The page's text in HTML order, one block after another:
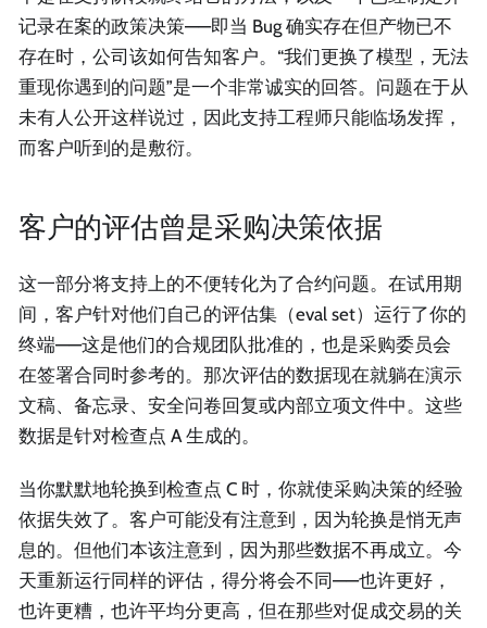
记录在案的政策决策——即当 Bug 确实存在但产物已不
存在时，公司该如何告知客户。“我们更换了模型，无法
重现你遇到的问题”是一个非常诚实的回答。问题在于从
未有人公开这样说过，因此支持工程师只能临场发挥，
而客户听到的是敷衍。
客户的评估曾是采购决策依据
这一部分将支持上的不便转化为了合约问题。在试用期
间，客户针对他们自己的评估集（eval set）运行了你的
终端——这是他们的合规团队批准的，也是采购委员会
在签署合同时参考的。那次评估的数据现在就躺在演示
文稿、备忘录、安全问卷回复或内部立项文件中。这些
数据是针对检查点 A 生成的。
当你默默地轮换到检查点 C 时，你就使采购决策的经验
依据失效了。客户可能没有注意到，因为轮换是悄无声
息的。但他们本该注意到，因为那些数据不再成立。今
天重新运行同样的评估，得分将会不同——也许更好，
也许更糟，也许平均分更高，但在那些对促成交易的关